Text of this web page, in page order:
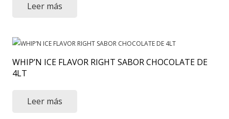
Leer más
WHIP’N ICE FLAVOR RIGHT SABOR CHOCOLATE DE
4LT
Leer más